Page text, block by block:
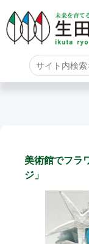
ホーム
生田緑地について
園内のご案内
美術館でフラ
ジ」